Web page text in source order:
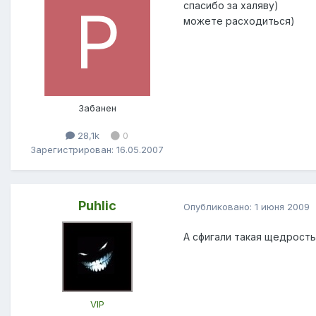
Забанен
28,1k
0
Зарегистрирован: 16.05.2007
спасибо за халяву)
можете расходиться)
Puhlic
VIP
Опубликовано: 1 июня 2009
А сфигали такая